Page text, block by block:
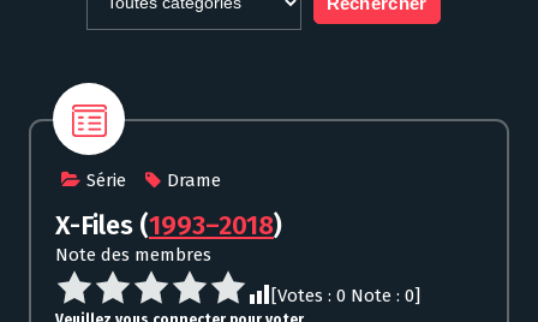
Série Drame
X-Files (1993–2018)
Note des membres
[Votes : 0 Note : 0]